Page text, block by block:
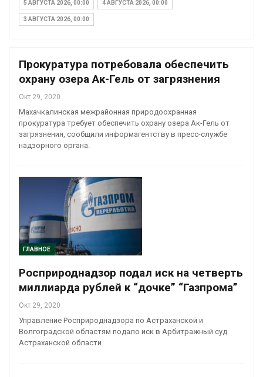
5 АВГУСТА 2026, 00:00 4 АВГУСТА 2026, 00:00
3 АВГУСТА 2026, 00:00
Прокуратура потребовала обеспечить
охрану озера Ак-Гель от загрязнения
Окт 29, 2020
Махачкалинская межрайонная природоохранная
прокуратура требует обеспечить охрану озера Ак-Гель от
загрязнения, сообщили информагентству в пресс-службе
надзорного органа.
ГЛАВНОЕ
Росприроднадзор подал иск на четверть
миллиарда рублей к “дочке” “Газпрома”
Окт 29, 2020
Управление Росприроднадзора по Астраханской и
Волгоградской областям подало иск в Арбитражный суд
Астраханской области.